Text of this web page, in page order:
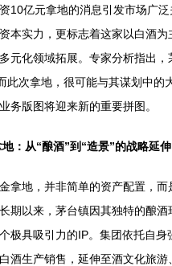
10亿元拿地的消息引发市场广
本实力，更标志着这家以白酒
元化领域拓展。专家分析指出，
此次拿地，很可能与其谋划中的
务版图将迎来新的重要拼图。
：从“酿酒”到“造景”的战略延伸
拿地，并非简单的资产配置，
期以来，茅台镇因其独特的酿
极具吸引力的IP。集团依托自身
酒生产销售，延伸至酒文化旅